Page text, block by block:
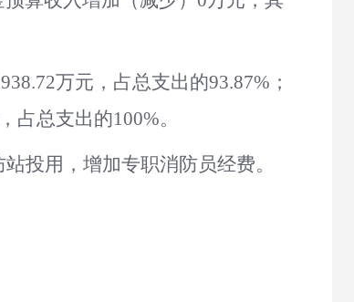
938.72万元，占总支出的93.87% ；
占总支出的100%。
站投用，增加专职消防员经费。